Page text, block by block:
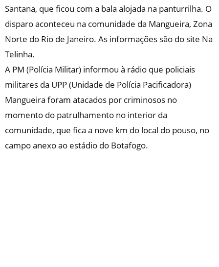
Santana, que ficou com a bala alojada na panturrilha. O
disparo aconteceu na comunidade da Mangueira, Zona
Norte do Rio de Janeiro. As informações são do site Na
Telinha.
A PM (Polícia Militar) informou à rádio que policiais
militares da UPP (Unidade de Polícia Pacificadora)
Mangueira foram atacados por criminosos no
momento do patrulhamento no interior da
comunidade, que fica a nove km do local do pouso, no
campo anexo ao estádio do Botafogo.